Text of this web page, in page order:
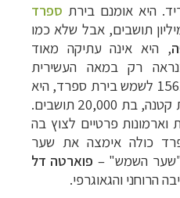
היא אומנם בירת ספרד
תושבים, אבל שלא כמו
, היא אינה עתיקה מאוד
רק במאה העשירית
לספירה. כשנבחרה בשנת 1561 לשמש בירת ספרד, היא
הייתה רק עיירה קסטיליאנית קטנה, בת 20,000 תושבים.
וארמונות פרטיים לצוץ בה
כולה אימצה את שער
"שער השמש"– פוארטה דל
הרוחני והגאוגרפי.